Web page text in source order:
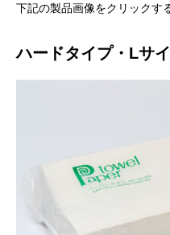
下記の製品画像をクリックす
ハードタイプ・Lサイ